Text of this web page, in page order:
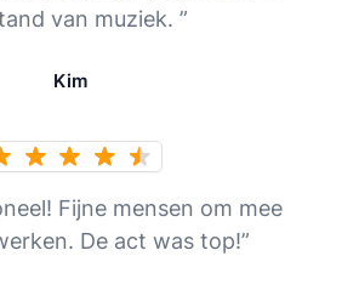
van muziek. ”
Kim
Fijne mensen om mee
De act was top!”